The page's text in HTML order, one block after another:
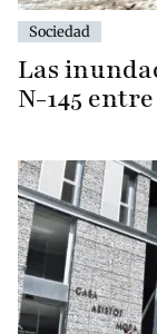
Sociedad
Las
N-145